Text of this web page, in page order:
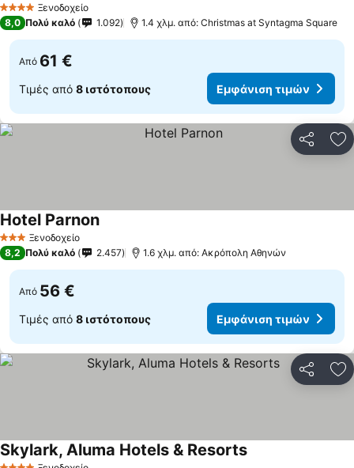
4 ΑστέριαΞενοδοχείο
8,0 Πολύ καλό 1.092 1.4 χλμ. από: Christmas at Syntagma Square
Από 61 €
Τιμές από 8 ιστότοπους Εμφάνιση τιμών
3 ΑστέριαΞενοδοχείο
Hotel Parnon
8,2 Πολύ καλό 2.457 1.6 χλμ. από: Ακρόπολη Αθηνών
Από 56 €
Τιμές από 8 ιστότοπους Εμφάνιση τιμών
Skylark, Aluma Hotels & Resorts